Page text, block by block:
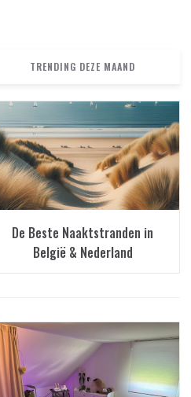
TRENDING DEZE MAAND
De Beste Naaktstranden in
België & Nederland